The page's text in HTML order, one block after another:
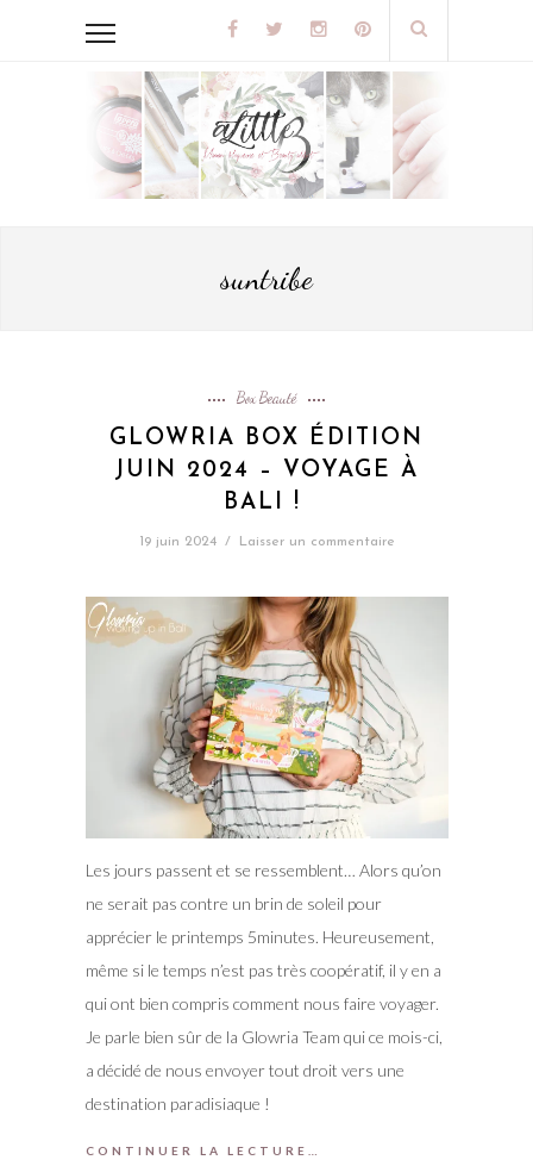
suntribe
Box Beauté
GLOWRIA BOX ÉDITION
JUIN 2024 – VOYAGE À
BALI !
19 juin 2024 / Laisser un commentaire
Les jours passent et se ressemblent… Alors qu’on
ne serait pas contre un brin de soleil pour
apprécier le printemps 5minutes. Heureusement,
même si le temps n’est pas très coopératif, il y en a
qui ont bien compris comment nous faire voyager.
Je parle bien sûr de la Glowria Team qui ce mois-ci,
a décidé de nous envoyer tout droit vers une
destination paradisiaque !
CONTINUER LA LECTURE…